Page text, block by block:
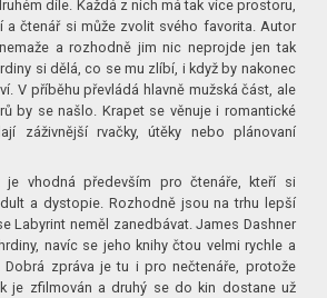
díle. Každá z nich má tak více prostoru,
a čtenář si může zvolit svého favorita. Autor
a rozhodně jim nic neprojde jen tak
si dělá, co se mu zlíbí, i když by nakonec
V příběhu převládá hlavně mužská část, ale
by se našlo. Krapet se věnuje i romantické
záživnější rvačky, útěky nebo plánovaní
je vhodná především pro čtenáře, kteří si
a dystopie. Rozhodně jsou na trhu lepší
Labyrint neměl zanedbávat. James Dashner
navíc se jeho knihy čtou velmi rychle a
Dobrá zpráva je tu i pro nečtenáře, protože
je zfilmován a druhý se do kin dostane už